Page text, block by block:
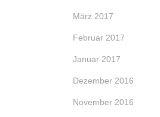
März 2017
Februar 2017
Januar 2017
Dezember 2016
November 2016